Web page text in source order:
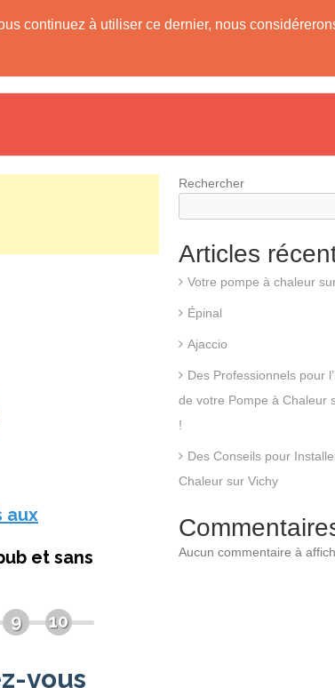
continuez à utiliser ce dernier, nous
Rechercher
Articles
Votre pompe à chaleur
Épinal
Ajaccio
Des Professionnels pour
de votre Pompe à Chaleur
!
Des Conseils pour
Chaleur sur Vichy
Aucun commentaire à